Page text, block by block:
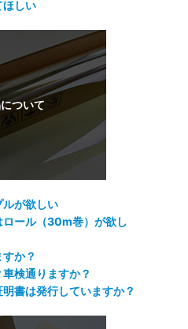
ほしい
ルが欲しい
ロール（30m巻）が欲し
か？
検通りますか？
書は発行していますか？